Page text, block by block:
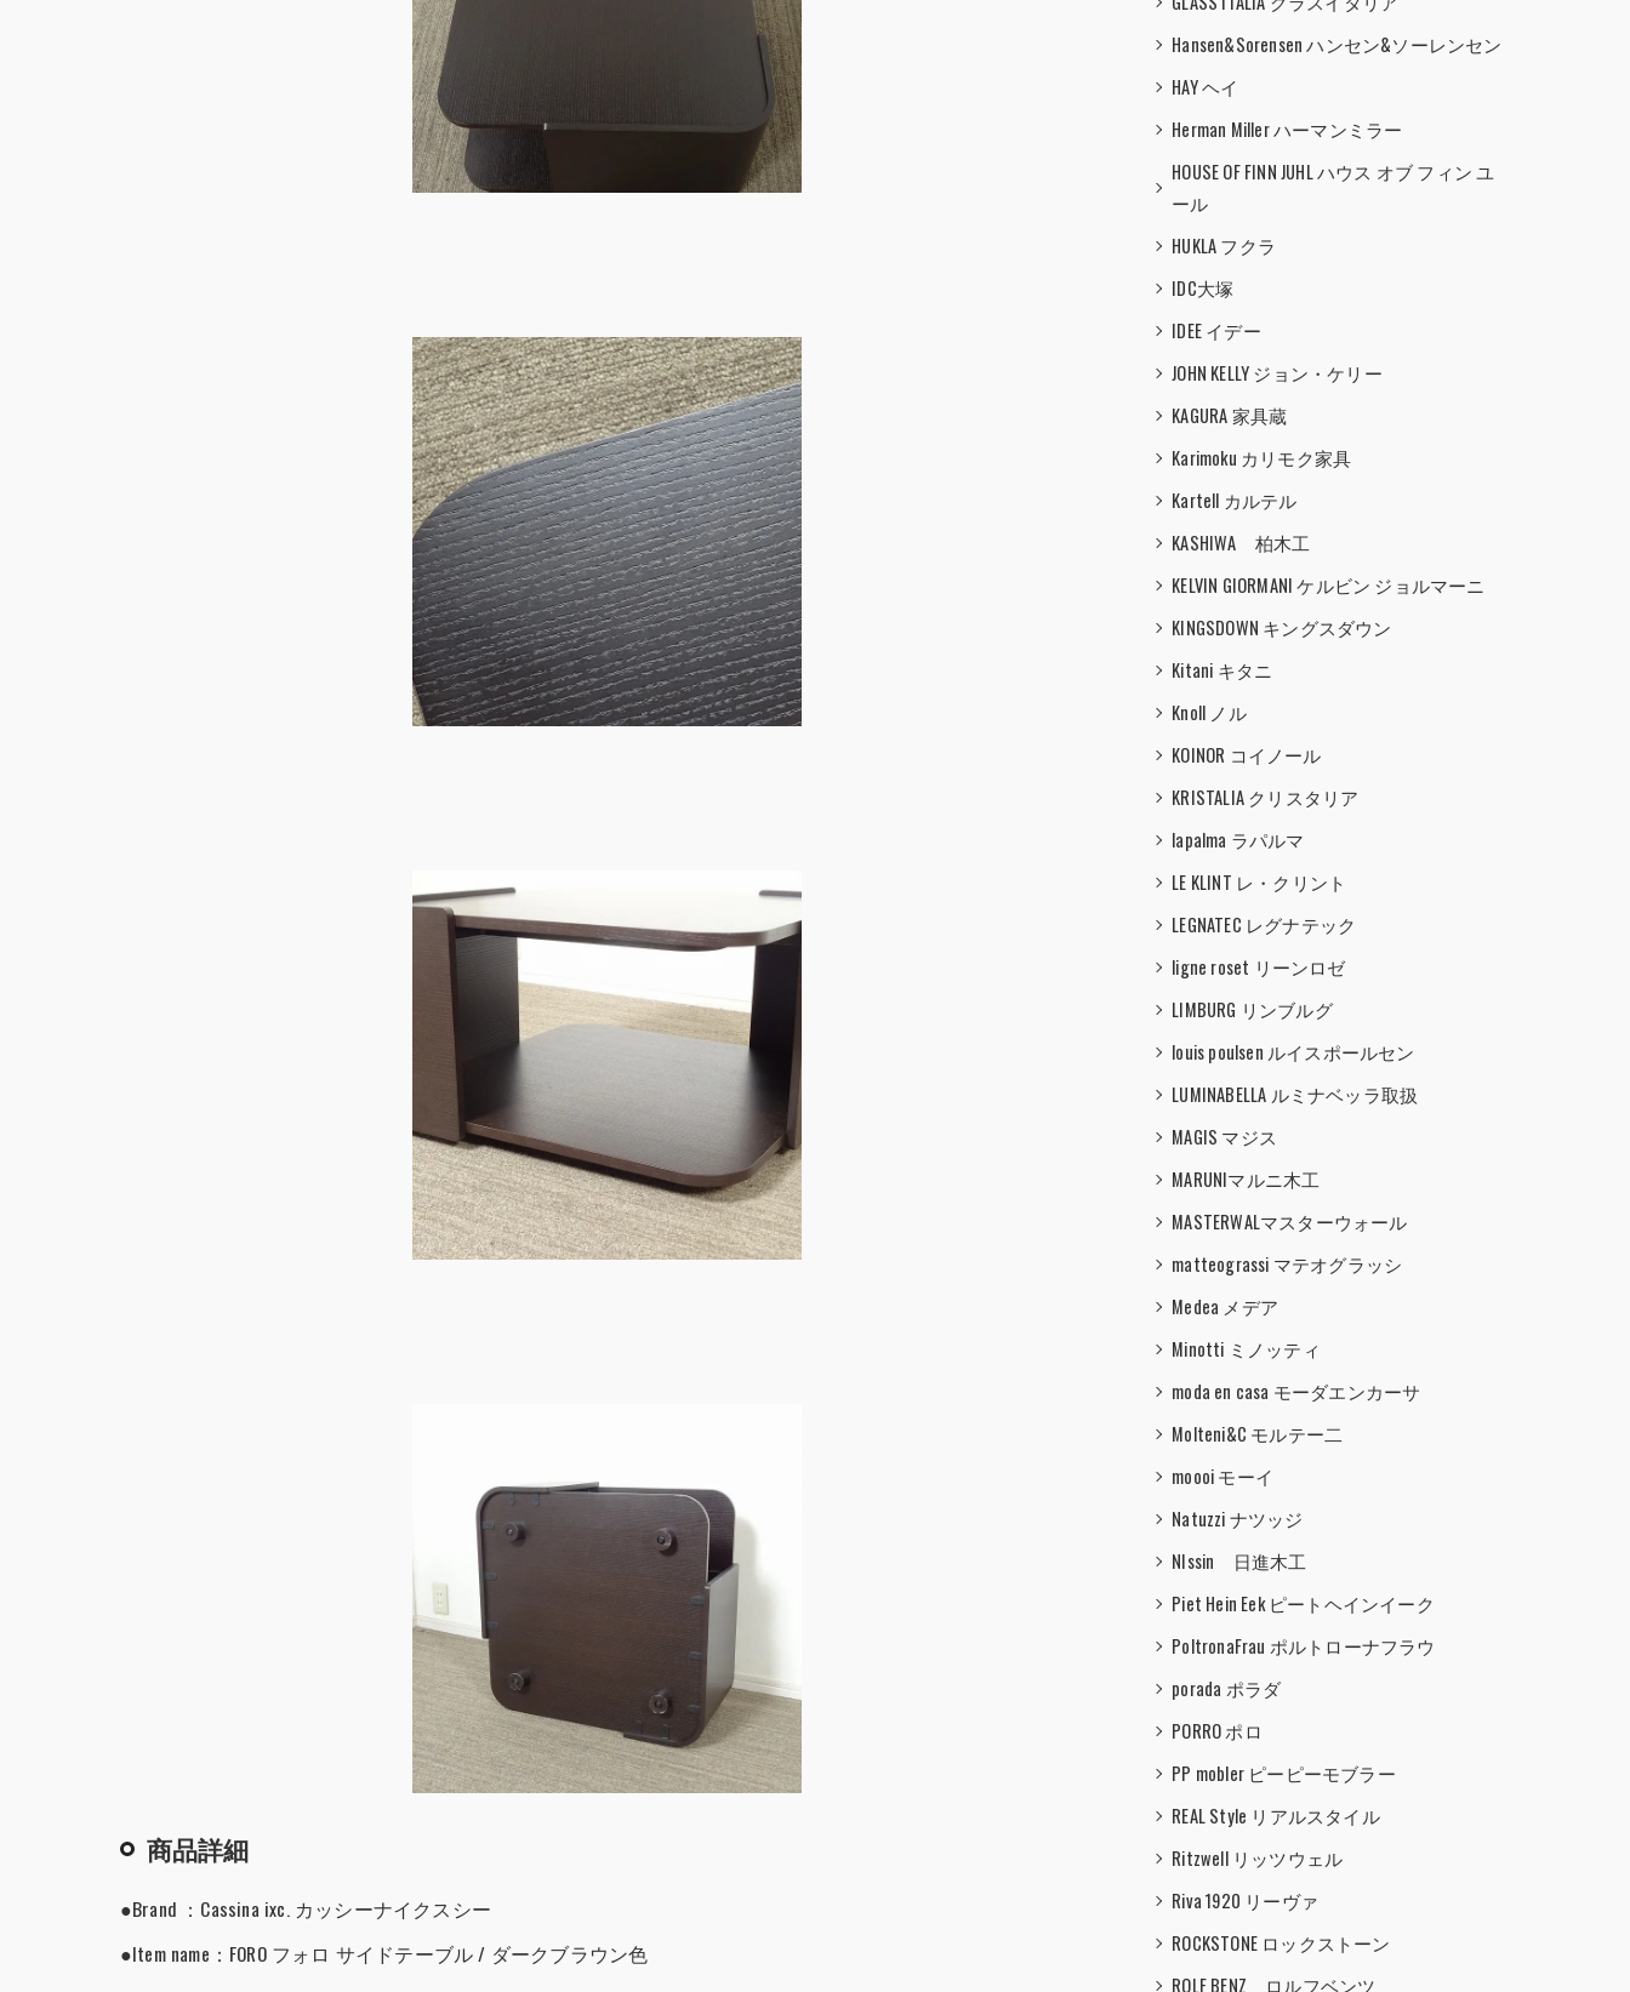
商品詳細
●Brand ：Cassina ixc. カッシーナイクスシー
●Item name：FORO フォロ サイドテーブル / ダークブラウン色
Hansen&Sorensen ハンセン&ソーレンセン
HAY ヘイ
Herman Miller ハーマンミラー
HOUSE OF FINN JUHL ハウス オブ フィン ユ
ール
HUKLA フクラ
IDC大塚
IDEE イデー
JOHN KELLY ジョン・ケリー
KAGURA 家具蔵
Karimoku カリモク家具
Kartell カルテル
KASHIWA 柏木工
KELVIN GIORMANI ケルビン ジョルマーニ
KINGSDOWN キングスダウン
Kitani キタニ
Knoll ノル
KOINOR コイノール
KRISTALIA クリスタリア
lapalma ラパルマ
LE KLINT レ・クリント
LEGNATEC レグナテック
ligne roset リーンロゼ
LIMBURG リンブルグ
louis poulsen ルイスポールセン
LUMINABELLA ルミナベッラ取扱
MAGIS マジス
MARUNIマルニ木工
MASTERWALマスターウォール
matteograssi マテオグラッシ
Medea メデア
Minotti ミノッティ
moda en casa モーダエンカーサ
Molteni&C モルテー二
moooi モーイ
Natuzzi ナツッジ
NIssin 日進木工
Piet Hein Eek ピートヘインイーク
PoltronaFrau ポルトローナフラウ
porada ポラダ
PORRO ポロ
PP mobler ピーピーモブラー
REAL Style リアルスタイル
Ritzwell リッツウェル
Riva 1920 リーヴァ
ROCKSTONE ロックストーン
ROLF BENZ ロルフベンツ